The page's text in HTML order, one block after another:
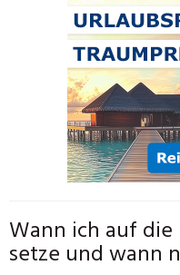
Wann ich auf
setze und wann